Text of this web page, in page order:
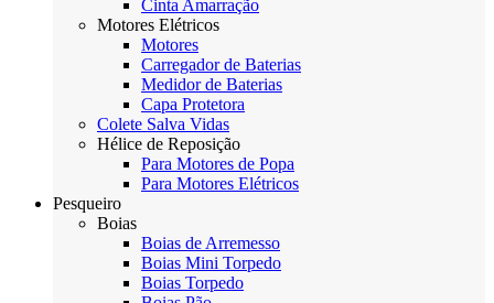
Cinta Amarração
Motores Elétricos
Motores
Carregador de Baterias
Medidor de Baterias
Capa Protetora
Colete Salva Vidas
Hélice de Reposição
Para Motores de Popa
Para Motores Elétricos
Pesqueiro
Boias
Boias de Arremesso
Boias Mini Torpedo
Boias Torpedo